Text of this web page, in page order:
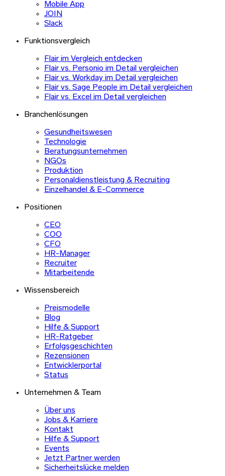
Mobile App
JOIN
Slack
Funktionsvergleich
Flair im Vergleich entdecken
Flair vs. Personio im Detail vergleichen
Flair vs. Workday im Detail vergleichen
Flair vs. Sage People im Detail vergleichen
Flair vs. Excel im Detail vergleichen
Branchenlösungen
Gesundheitswesen
Technologie
Beratungsunternehmen
NGOs
Produktion
Personaldienstleistung & Recruiting
Einzelhandel & E-Commerce
Positionen
CEO
COO
CFO
HR-Manager
Recruiter
Mitarbeitende
Wissensbereich
Preismodelle
Blog
Hilfe & Support
HR-Ratgeber
Erfolgsgeschichten
Rezensionen
Entwicklerportal
Status
Unternehmen & Team
Über uns
Jobs & Karriere
Kontakt
Hilfe & Support
Events
Jetzt Partner werden
Sicherheitslücke melden